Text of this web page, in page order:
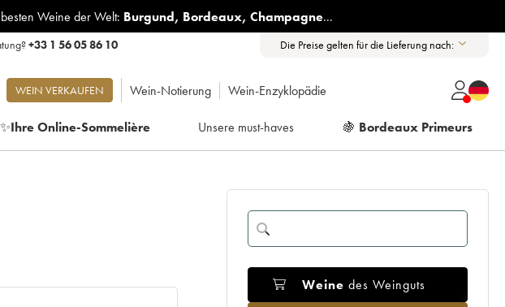
Weine der Welt: Burgund, Bordeaux, Champagne...
+33 1 56 05 86 10 Die Preise gelten für die Lieferung nach:
WEIN VERKAUFEN Wein-Notierung Wein-Enzyklopädie
✨Ihre Online-Sommelière Unsere must-haves 🍇 Bordeaux Primeurs
Weine des Weinguts